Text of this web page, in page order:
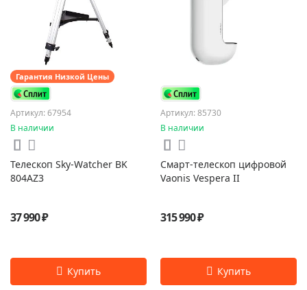
Гарантия Низкой Цены
Артикул: 67954
В наличии
Телескоп Sky-Watcher BK
804AZ3
37 990 ₽
Артикул: 85730
В наличии
Смарт-телескоп цифровой
Vaonis Vespera II
315 990 ₽